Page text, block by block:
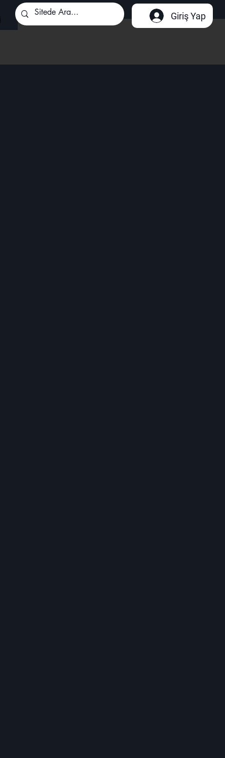
Giriş Yap